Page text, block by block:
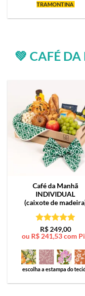
TRAMONTINA
💚 CAFÉ
Café da Manhã
INDIVIDUAL
(caixote de
Avaliação5
de 5
R$249,00
ou R$241,53com
escolha a estampa do